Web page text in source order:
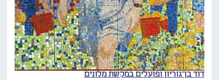
דוד בן־גוריון ופועלים במקשת מלונים